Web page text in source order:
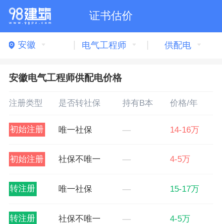
证书估价
安徽 电气工程师 供配电
安徽电气工程师供配电价格
注册类型 是否转社保 持有B本 价格/年
初始注册 唯一社保 — 14-16万
初始注册 社保不唯一 — 4-5万
转注册 唯一社保 — 15-17万
转注册 社保不唯一 — 4-5万